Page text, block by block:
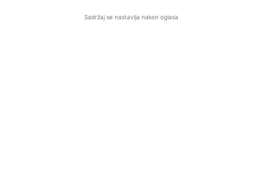
Sadržaj se nastavlja nakon oglasa